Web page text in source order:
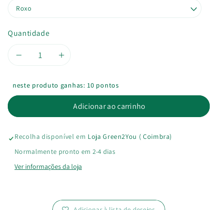
Quantidade
Diminuir
a
quantidade
Cueca
Reutilizável
Aumentar
a
quantidade
Cueca
Reutilizável
neste produto ganhas: 10 pontos
Adicionar ao carrinho
Recolha disponível em Loja Green2You ( Coimbra)
Normalmente pronto em 2-4 dias
Ver informações da loja